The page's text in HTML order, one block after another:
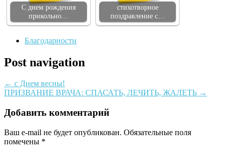
С днем рождения
прикольно…
стихотворное
поздравление с…
Благодарности
Post navigation
← с Днем весны!
ПРИЗВАНИЕ ВРАЧА: СПАСАТЬ, ЛЕЧИТЬ, ЖАЛЕТЬ →
Добавить комментарий
Ваш e-mail не будет опубликован. Обязательные поля
помечены *